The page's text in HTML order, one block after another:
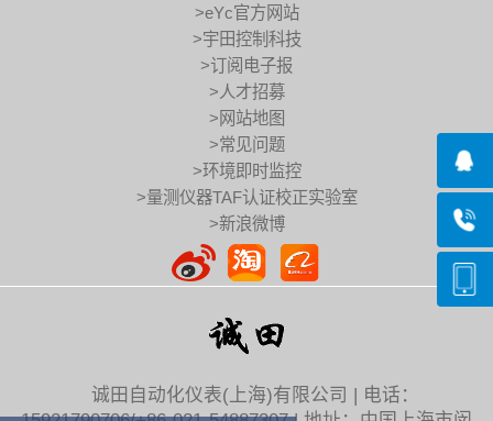
>eYc官方网站
>宇田控制科技
>订阅电子报
>人才招募
>网站地图
>常见问题
>环境即时监控
>量测仪器TAF认证校正实验室
>新浪微博
诚田自动化仪表(上海)有限公司 | 电话：